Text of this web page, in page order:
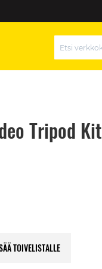
Tripod Kit
TOIVELISTALLE